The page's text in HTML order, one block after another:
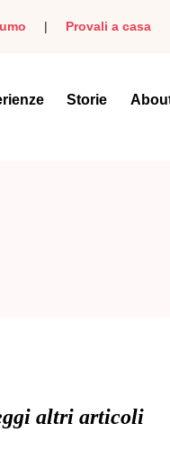
Provali a casa
Storie
altri articoli